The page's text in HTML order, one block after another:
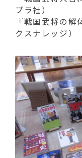
プラ社）
『戦国武将の
クスナレッジ）